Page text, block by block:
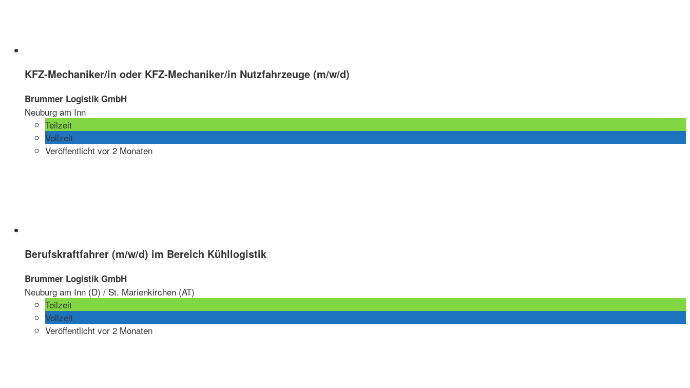
KFZ-Mechaniker/in oder KFZ-Mechaniker/in Nutzfahrzeuge (m/w/d)
Brummer Logistik GmbH
Neuburg am Inn
Teilzeit
Vollzeit
Veröffentlicht vor 2 Monaten
Berufskraftfahrer (m/w/d) im Bereich Kühllogistik
Brummer Logistik GmbH
Neuburg am Inn (D) / St. Marienkirchen (AT)
Teilzeit
Vollzeit
Veröffentlicht vor 2 Monaten